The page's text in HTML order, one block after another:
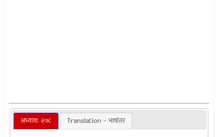
अध्यायः २७८ Translation - भाषांतर